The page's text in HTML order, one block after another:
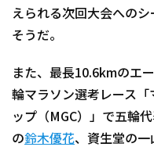
えられる次回大会への
そうだ。
また、最長10.6kmのエ
輪マラソン選考レース
ップ（MGC）」で五輪
の鈴木優花、資生堂の